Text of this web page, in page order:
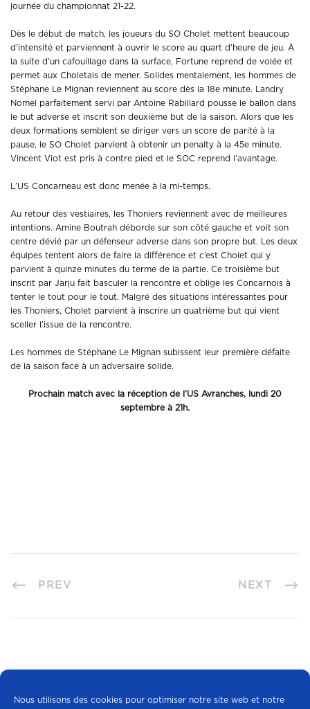
Nous utilisons des cookies pour optimiser notre site web et notre
journée du championnat 21-22.
Dès le début de match, les joueurs du SO Cholet mettent beaucoup
d’intensité et parviennent à ouvrir le score au quart d’heure de jeu. À
la suite d’un cafouillage dans la surface, Fortune reprend de volée et
permet aux Choletais de mener. Solides mentalement, les hommes de
Stéphane Le Mignan reviennent au score dès la 18e minute. Landry
Nomel parfaitement servi par Antoine Rabillard pousse le ballon dans
le but adverse et inscrit son deuxième but de la saison. Alors que les
deux formations semblent se diriger vers un score de parité à la
pause, le SO Cholet parvient à obtenir un penalty à la 45e minute.
Vincent Viot est pris à contre pied et le SOC reprend l’avantage.
L’US Concarneau est donc menée à la mi-temps.
Au retour des vestiaires, les Thoniers reviennent avec de meilleures
intentions. Amine Boutrah déborde sur son côté gauche et voit son
centre dévié par un défenseur adverse dans son propre but. Les deux
équipes tentent alors de faire la différence et c’est Cholet qui y
parvient à quinze minutes du terme de la partie. Ce troisième but
inscrit par Jarju fait basculer la rencontre et oblige les Concarnois à
tenter le tout pour le tout. Malgré des situations intéressantes pour
les Thoniers, Cholet parvient à inscrire un quatrième but qui vient
sceller l’issue de la rencontre.
Les hommes de Stéphane Le Mignan subissent leur première défaite
de la saison face à un adversaire solide.
Prochain match avec la réception de l’US Avranches, lundi 20
septembre à 21h.
PREV NEXT